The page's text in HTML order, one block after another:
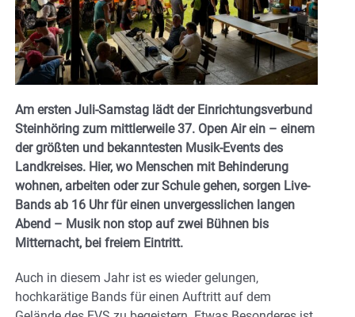
Am ersten Juli-Samstag lädt der Einrichtungsverbund
Steinhöring zum mittlerweile 37. Open Air ein – einem
der größten und bekanntesten Musik-Events des
Landkreises. Hier, wo Menschen mit Behinderung
wohnen, arbeiten oder zur Schule gehen, sorgen Live-
Bands ab 16 Uhr für einen unvergesslichen langen
Abend – Musik non stop auf zwei Bühnen bis
Mitternacht, bei freiem Eintritt.
Auch in diesem Jahr ist es wieder gelungen,
hochkarätige Bands für einen Auftritt auf dem